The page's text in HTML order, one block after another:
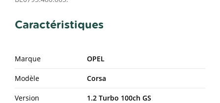
Caractéristiques
Marque OPEL
Modèle Corsa
Version 1.2 Turbo 100ch GS